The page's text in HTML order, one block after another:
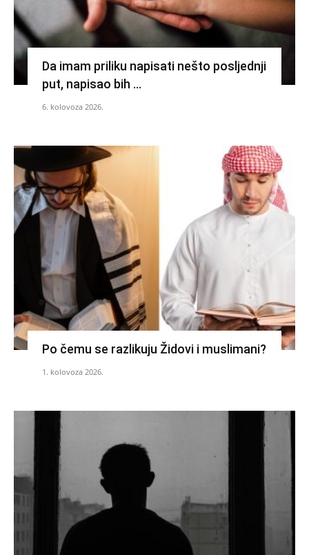
Da imam priliku napisati nešto posljednji
put, napisao bih …
6. kolovoza 2026.
Po čemu se razlikuju Židovi i muslimani?
1. kolovoza 2026.